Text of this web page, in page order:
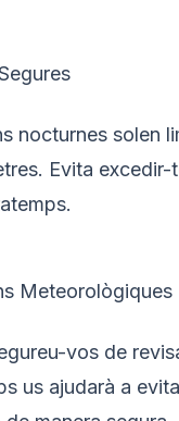
nocturnes solen
Evita
Meteorològiques
vos de
us ajudarà a